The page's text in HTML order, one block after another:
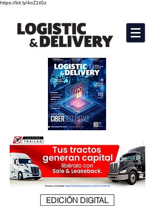
https://bit.ly/4oZ1tGz
EDICIÓN DIGITAL